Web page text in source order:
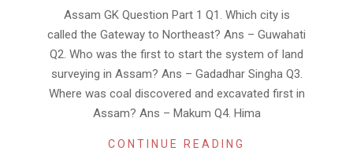
Assam GK Question Part 1 Q1. Which city is
called the Gateway to Northeast? Ans – Guwahati
Q2. Who was the first to start the system of land
surveying in Assam? Ans – Gadadhar Singha Q3.
Where was coal discovered and excavated first in
Assam? Ans – Makum Q4. Hima
CONTINUE READING